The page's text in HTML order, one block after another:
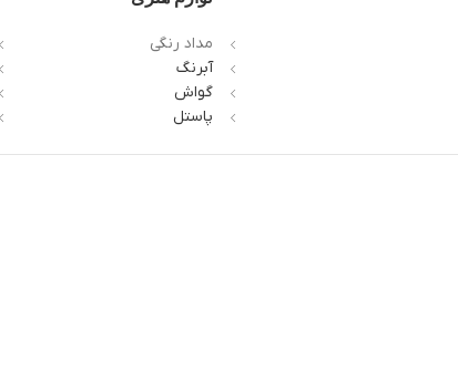
مداد رنگی
آبرنگ
گواش
پاستل